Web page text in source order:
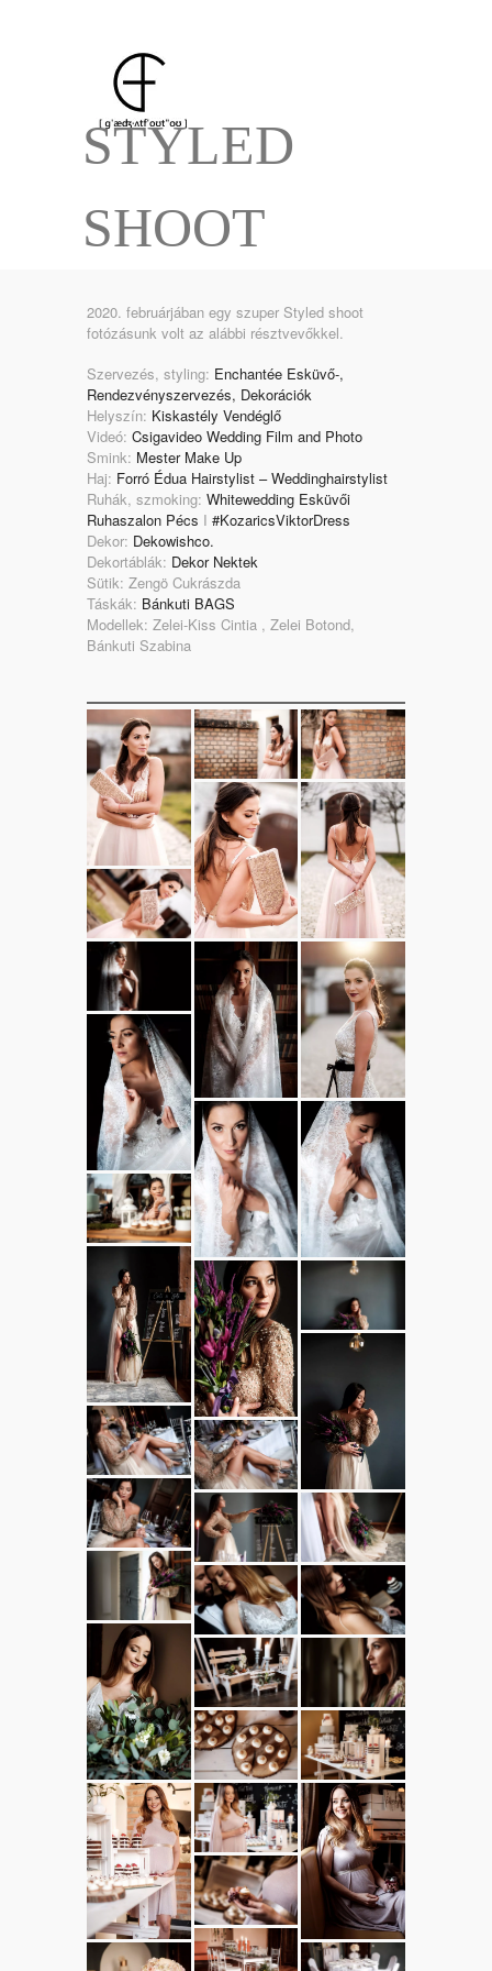
STYLED
SHOOT
2020. februárjában egy szuper Styled shoot
fotózásunk volt az alábbi résztvevőkkel.
Szervezés, styling: Enchantée Esküvő-,
Rendezvényszervezés, Dekorációk
Helyszín: Kiskastély Vendéglő
Videó: Csigavideo Wedding Film and Photo
Smink: Mester Make Up
Haj: Forró Édua Hairstylist – Weddinghairstylist
Ruhák, szmoking: Whitewedding Esküvői
Ruhaszalon Pécs I #KozaricsViktorDress
Dekor: Dekowishco.
Dekortáblák: Dekor Nektek
Sütik: Zengö Cukrászda
Táskák: Bánkuti BAGS
Modellek: Zelei-Kiss Cintia , Zelei Botond,
Bánkuti Szabina